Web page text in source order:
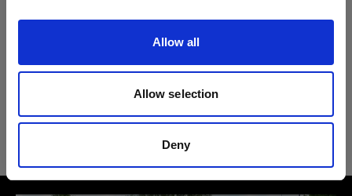
Allow all
Allow selection
Deny
Acute/D4 ヘッド
製品情報
ストロボ光や日光を反射したり弱めた
りするライトシェーピングツール
製品番号: 100969
技術仕様